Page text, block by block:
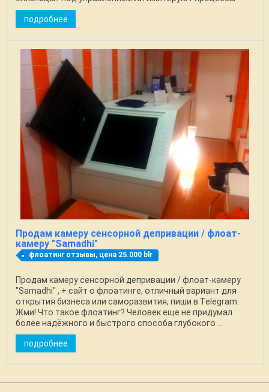
старения ...
подробнее
Продам камеру сенсорной депривации / флоат-
камеру "Samadhi"
флоатинг отзывы, цена 25.000 blr
Продам камеру сенсорной депривации / флоат-камеру
"Samadhi" , + сайт о флоатинге, отличный вариант для
открытия бизнеса или саморазвития, пиши в Telegram.
Жми! Что такое флоатинг? Человек еще не придумал
более надёжного и быстрого способа глубокого ...
подробнее